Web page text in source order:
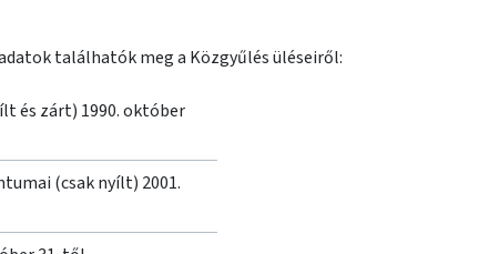
találhatók meg a Közgyűlés üléseiről:
és zárt) 1990. október
(csak nyílt) 2001.